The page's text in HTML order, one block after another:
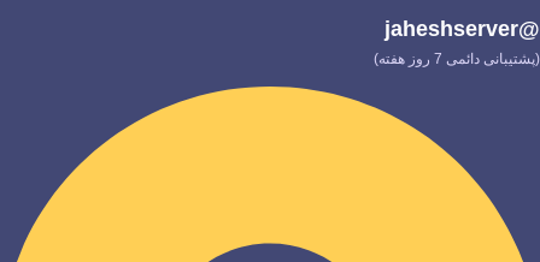
@jaheshserver
(پشتیبانی دائمی 7 روز هفته)